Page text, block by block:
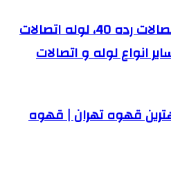
فروش انواع لوله اتصالات رده 40، لوله اتصالات
انواع لوله و اتصالات
قهوه تهران | قهوه